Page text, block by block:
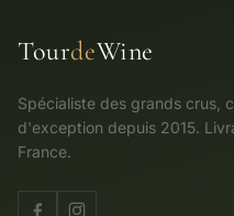
TourdeWine
Spécialiste des grands crus,
d'exception depuis 2015.
France.